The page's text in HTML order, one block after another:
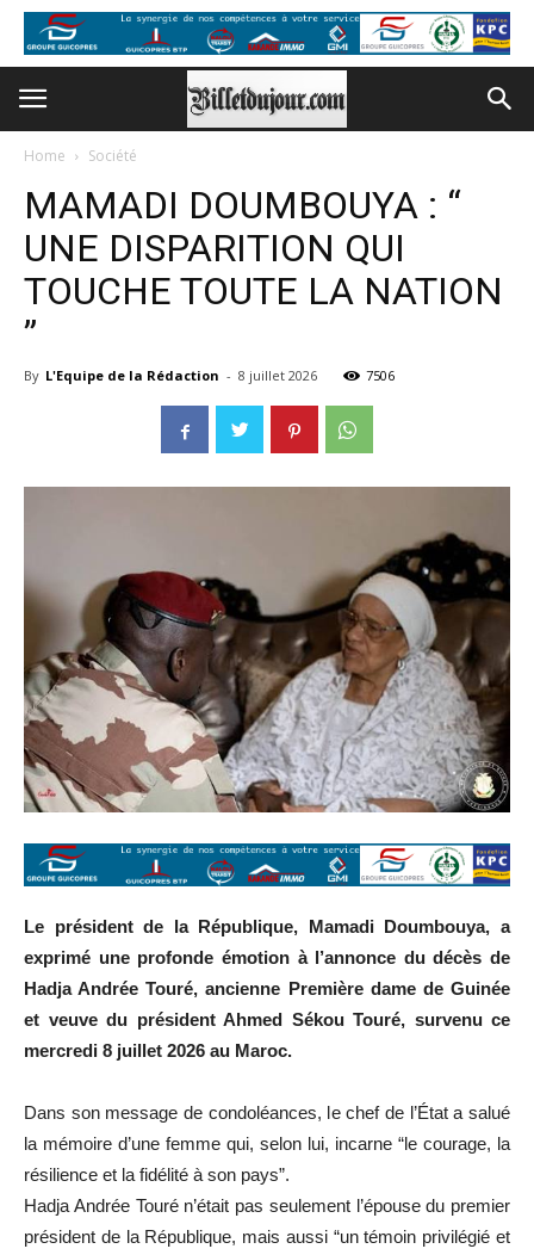
Home Société
MAMADI DOUMBOUYA : “
UNE DISPARITION QUI
TOUCHE TOUTE LA NATION
”
By L'Equipe de la Rédaction - 8 juillet 2026 7506
Le président de la République, Mamadi Doumbouya, a
exprimé une profonde émotion à l’annonce du décès de
Hadja Andrée Touré, ancienne Première dame de Guinée
et veuve du président Ahmed Sékou Touré, survenu ce
mercredi 8 juillet 2026 au Maroc.
Dans son message de condoléances, le chef de l’État a salué
la mémoire d’une femme qui, selon lui, incarne “le courage, la
résilience et la fidélité à son pays”.
Hadja Andrée Touré n’était pas seulement l’épouse du premier
président de la République, mais aussi “un témoin privilégié et